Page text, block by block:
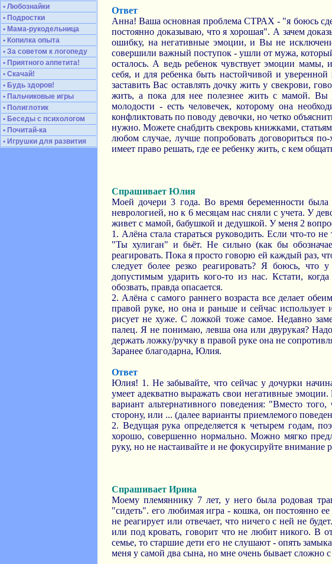
• Любознайки
• Подростки
• Мама-рукодельница
• Копилка опыта
• За советом к логопеду
• Приятного аппетита!
• Скачай!
• Будь здоров!
• Пальчиковые игры
• Полиглотик
• Беседы с психологом
• Почитай-ка
• Игрушки для развития
Ответ
Анна! Ваша основная проблема СТРАХ - "я боюсь
постоянно доказываю, что я хорошая". А зачем
ошибку, на негативные эмоции, и Вы не
совершили важный поступок - ушли от мужа,
осталось. А ведь ребенок чувствует эмоции
себя, и для ребенка быть настойчивой и
заставить Вас оставлять дочку жить у свекрови,
жить, а пока для нее полезнее жить с мамой. Вы
молодости - есть человечек, которому она
конфликтовать по поводу девочки, но четко
нужно. Можете снабдить свекровь книжками,
любом случае, лучше попробовать договориться
имеет право решать, где ее ребенку жить, с кем
Спрашивает Юлия
Моей дочери 3 года. Во время беременности
неврологией, но к 6 месяцам нас сняли с учета. У
живет с мамой, бабушкой и дедушкой. У меня 2
1. Алёна стала стараться руководить. Если что-то
"Ты хулиган" и бьёт. Не сильно (как бы
реагировать. Пока я просто говорю ей каждый раз,
следует более резко реагировать? Я боюсь, что
допустимым ударить кого-то из нас. Кстати,
обозвать, правда опасается.
2. Алёна с самого раннего возраста все делает
правой руке, но она и раньше и сейчас
рисует не хуже. С ложкой тоже самое. Недавно
палец. Я не понимаю, левша она или двурукая?
держать ложку/ручку в правой руке она не
Заранее благодарна, Юлия.
Ответ
Юлия! 1. Не забывайте, что сейчас у дочурки
умеет адекватно выражать свои негативные
вариант альтернативного поведения: "Вместо
сторону, или ... (далее варианты приемлемого
2. Ведущая рука определяется к четырем годам,
хорошо, совершенно нормально. Можно мягко
руку, но не настаивайте и не фокусируйте внимание
Спрашивает Ирина
Моему племяннику 7 лет, у него была родовая
"сидеть". его любимая игра - кошка, он постоянно ее
не реагирует или отвечает, что ничего с ней не
или под кровать, говорит что не любит никого. В
семье, то старшие дети его не слушают - опять
меня у самой два сына, но мне очень бывает сложно